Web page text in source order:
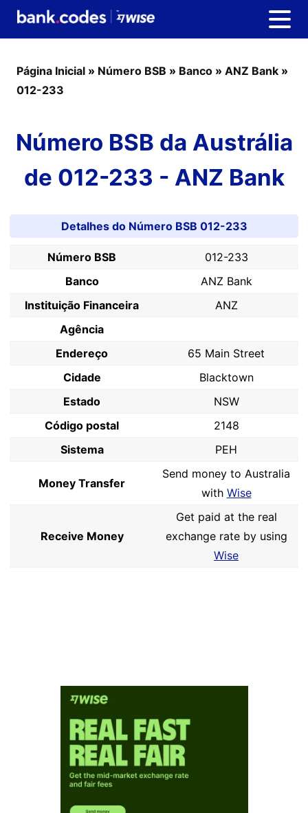
Página Inicial » Número BSB » Banco » ANZ Bank »
012-233
Número BSB da Austrália
de 012-233 - ANZ Bank
Detalhes do Número BSB 012-233
Número BSB
012-233
Banco
ANZ Bank
Instituição Financeira
ANZ
Agência
Endereço
65 Main Street
Cidade
Blacktown
Estado
NSW
Código postal
2148
Sistema
PEH
Money Transfer
Send money to Australia
with Wise
Receive Money
Get paid at the real
exchange rate by using
Wise